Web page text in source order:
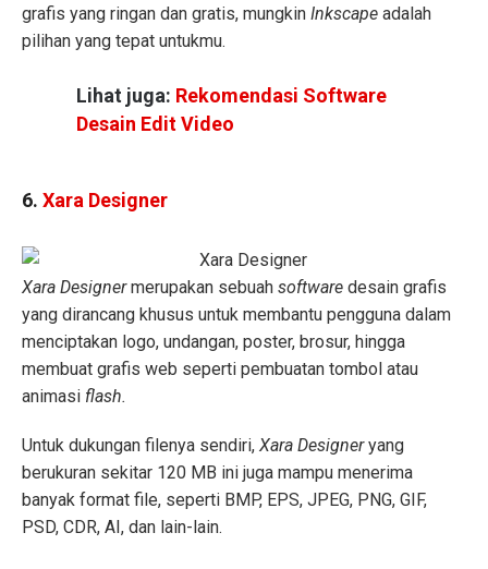
grafis yang ringan dan gratis, mungkin Inkscape adalah
pilihan yang tepat untukmu.
Lihat juga: Rekomendasi Software
Desain Edit Video
6. Xara Designer
Xara Designermerupakan sebuah software desain grafis
yang dirancang khusus untuk membantu pengguna dalam
menciptakan logo, undangan, poster, brosur, hingga
membuat grafis web seperti pembuatan tombol atau
animasi flash.
Untuk dukungan filenya sendiri, Xara Designeryang
berukuran sekitar 120 MB ini juga mampu menerima
banyak format file, seperti BMP, EPS, JPEG, PNG, GIF,
PSD, CDR, AI, dan lain-lain.